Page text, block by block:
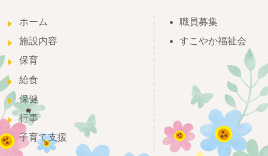
ホーム
施設内容
保育
給食
保健
行事
子育て支援
職員募集
すこやか福祉会